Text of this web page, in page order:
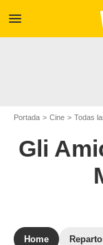
menu
Portada Cine Todas
Gli
Home Reparto